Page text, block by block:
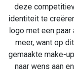
deze
identiteit te
logo met een
meer, want op
gemaakte make-
naar wens aan